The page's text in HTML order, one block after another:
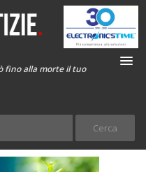
fino alla morte il tuo